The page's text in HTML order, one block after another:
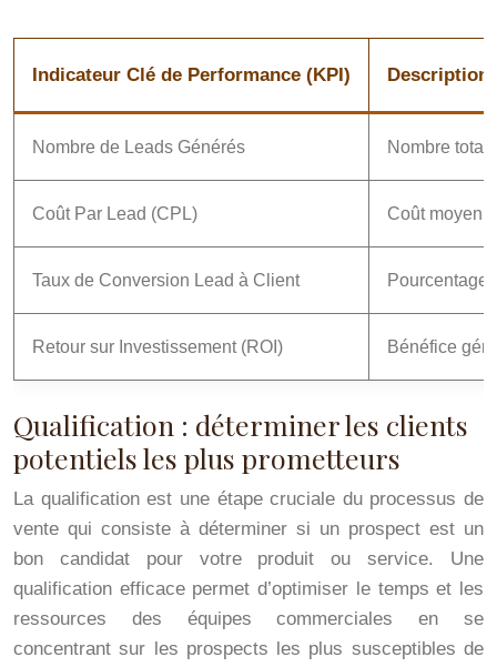
Indicateur Clé de Performance (KPI) Description
Nombre de Leads Générés Nombre total
Coût Par Lead (CPL) Coût moyen
Taux de Conversion Lead à Client Pourcentage
Retour sur Investissement (ROI) Bénéfice
Qualification : déterminer les clients
potentiels les plus prometteurs
La qualification est une étape cruciale du processus de
vente qui consiste à déterminer si un prospect est un
bon candidat pour votre produit ou service. Une
qualification efficace permet d’optimiser le temps et les
ressources des équipes commerciales en se
concentrant sur les prospects les plus susceptibles de